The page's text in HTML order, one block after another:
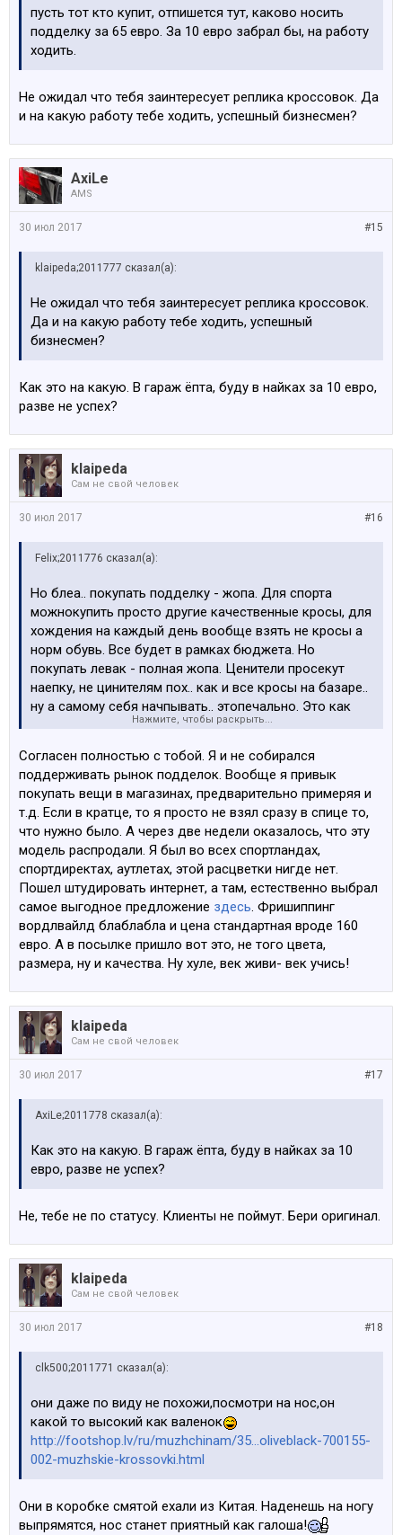
пусть тот кто купит, отпишется тут, каково носить
подделку за 65 евро. За 10 евро забрал бы, на работу
ходить.
Не ожидал что тебя заинтересует реплика кроссовок. Да
и на какую работу тебе ходить, успешный бизнесмен?
AxiLe
AMS
#15
30 июл 2017
klaipeda;2011777 сказал(а):
Не ожидал что тебя заинтересует реплика кроссовок.
Да и на какую работу тебе ходить, успешный
бизнесмен?
Как это на какую. В гараж ёпта, буду в найках за 10 евро,
разве не успех?
klaipeda
Сам не свой человек
#16
30 июл 2017
Felix;2011776 сказал(а):
Но блеа.. покупать подделку - жопа. Для спорта
можнокупить просто другие качественные кросы, для
хождения на каждый день вообще взять не кросы а
норм обувь. Все будет в рамках бюджета. Но
покупать левак - полная жопа. Ценители просекут
наепку, не цинителям пох.. как и все кросы на базаре..
ну а самому себя начпывать.. этопечально. Это как
подлелки часов и бэха на газу.
Нажмите, чтобы раскрыть...
Согласен полностью с тобой. Я и не собирался
поддерживать рынок подделок. Вообще я привык
покупать вещи в магазинах, предварительно примеряя и
т.д. Если в кратце, то я просто не взял сразу в спице то,
что нужно было. А через две недели оказалось, что эту
модель распродали. Я был во всех спортландах,
спортдиректах, аутлетах, этой расцветки нигде нет.
Пошел штудировать интернет, а там, естественно выбрал
самое выгодное предложение здесь. Фришиппинг
вордлвайлд блаблабла и цена стандартная вроде 160
евро. А в посылке пришло вот это, не того цвета,
размера, ну и качества. Ну хуле, век живи- век учись!
klaipeda
Сам не свой человек
#17
30 июл 2017
AxiLe;2011778 сказал(а):
Как это на какую. В гараж ёпта, буду в найках за 10
евро, разве не успех?
Не, тебе не по статусу. Клиенты не поймут. Бери оригинал.
klaipeda
Сам не свой человек
#18
30 июл 2017
clk500;2011771 сказал(а):
они даже по виду не похожи,посмотри на нос,он
какой то высокий как валенок
http://footshop.lv/ru/muzhchinam/35...oliveblack-700155-
002-muzhskie-krossovki.html
Они в коробке смятой ехали из Китая. Наденешь на ногу
выпрямятся, нос станет приятный как галоша!